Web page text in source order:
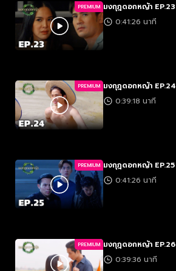
PREMIUM มงกุฎดอกหญ้า EP.23
0:41:26 นาที
PREMIUM มงกุฎดอกหญ้า EP.24
0:39:18 นาที
PREMIUM มงกุฎดอกหญ้า EP.25
0:41:26 นาที
PREMIUM มงกุฎดอกหญ้า EP.26
0:39:36 นาที